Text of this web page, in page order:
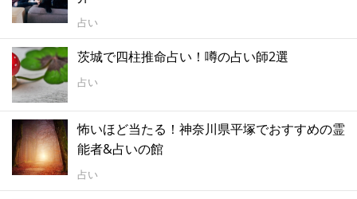
占い
茨城で四柱推命占い！噂の占い師2選
占い
怖いほど当たる！神奈川県平塚でおすすめの霊
能者&占いの館
占い